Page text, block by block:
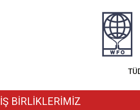
İŞ BİRLİKLERİMİZ